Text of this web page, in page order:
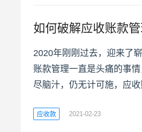
如何破解应收账款
2020年刚刚过去，迎来了
账款管理一直是头痛的事
尽脑汁，仍无计可施，应
应收款 2021-02-23